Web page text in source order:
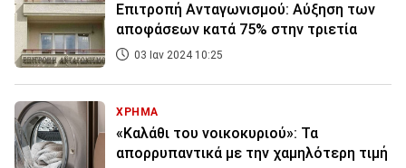
Επιτροπή Ανταγωνισμού: Αύξηση των
αποφάσεων κατά 75% στην τριετία
03 Ιαν 2024 10:25
ΧΡΗΜΑ
«Καλάθι του νοικοκυριού»: Τα
απορρυπαντικά με την χαμηλότερη τιμή